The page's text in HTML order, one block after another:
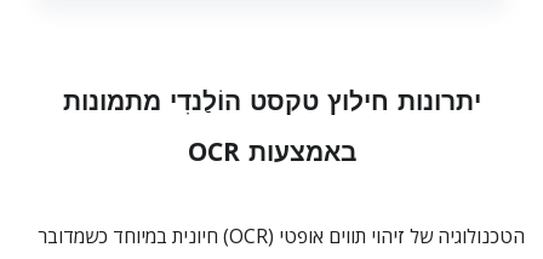
יתרונות חילוץ טקסט הוֹלַנדִי מתמונות
באמצעות OCR
הטכנולוגיה של זיהוי תווים אופטי (OCR) חיונית במיוחד כשמדובר